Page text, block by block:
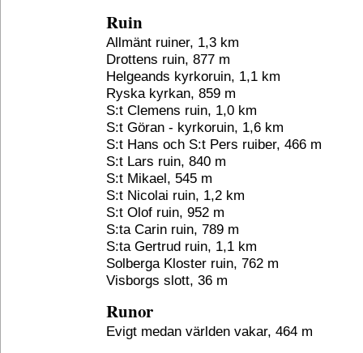
Ruin
Allmänt ruiner, 1,3 km
Drottens ruin, 877 m
Helgeands kyrkoruin, 1,1 km
Ryska kyrkan, 859 m
S:t Clemens ruin, 1,0 km
S:t Göran - kyrkoruin, 1,6 km
S:t Hans och S:t Pers ruiber, 466 m
S:t Lars ruin, 840 m
S:t Mikael, 545 m
S:t Nicolai ruin, 1,2 km
S:t Olof ruin, 952 m
S:ta Carin ruin, 789 m
S:ta Gertrud ruin, 1,1 km
Solberga Kloster ruin, 762 m
Visborgs slott, 36 m
Runor
Evigt medan världen vakar, 464 m